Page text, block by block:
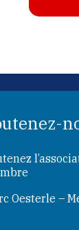
Oesterle –